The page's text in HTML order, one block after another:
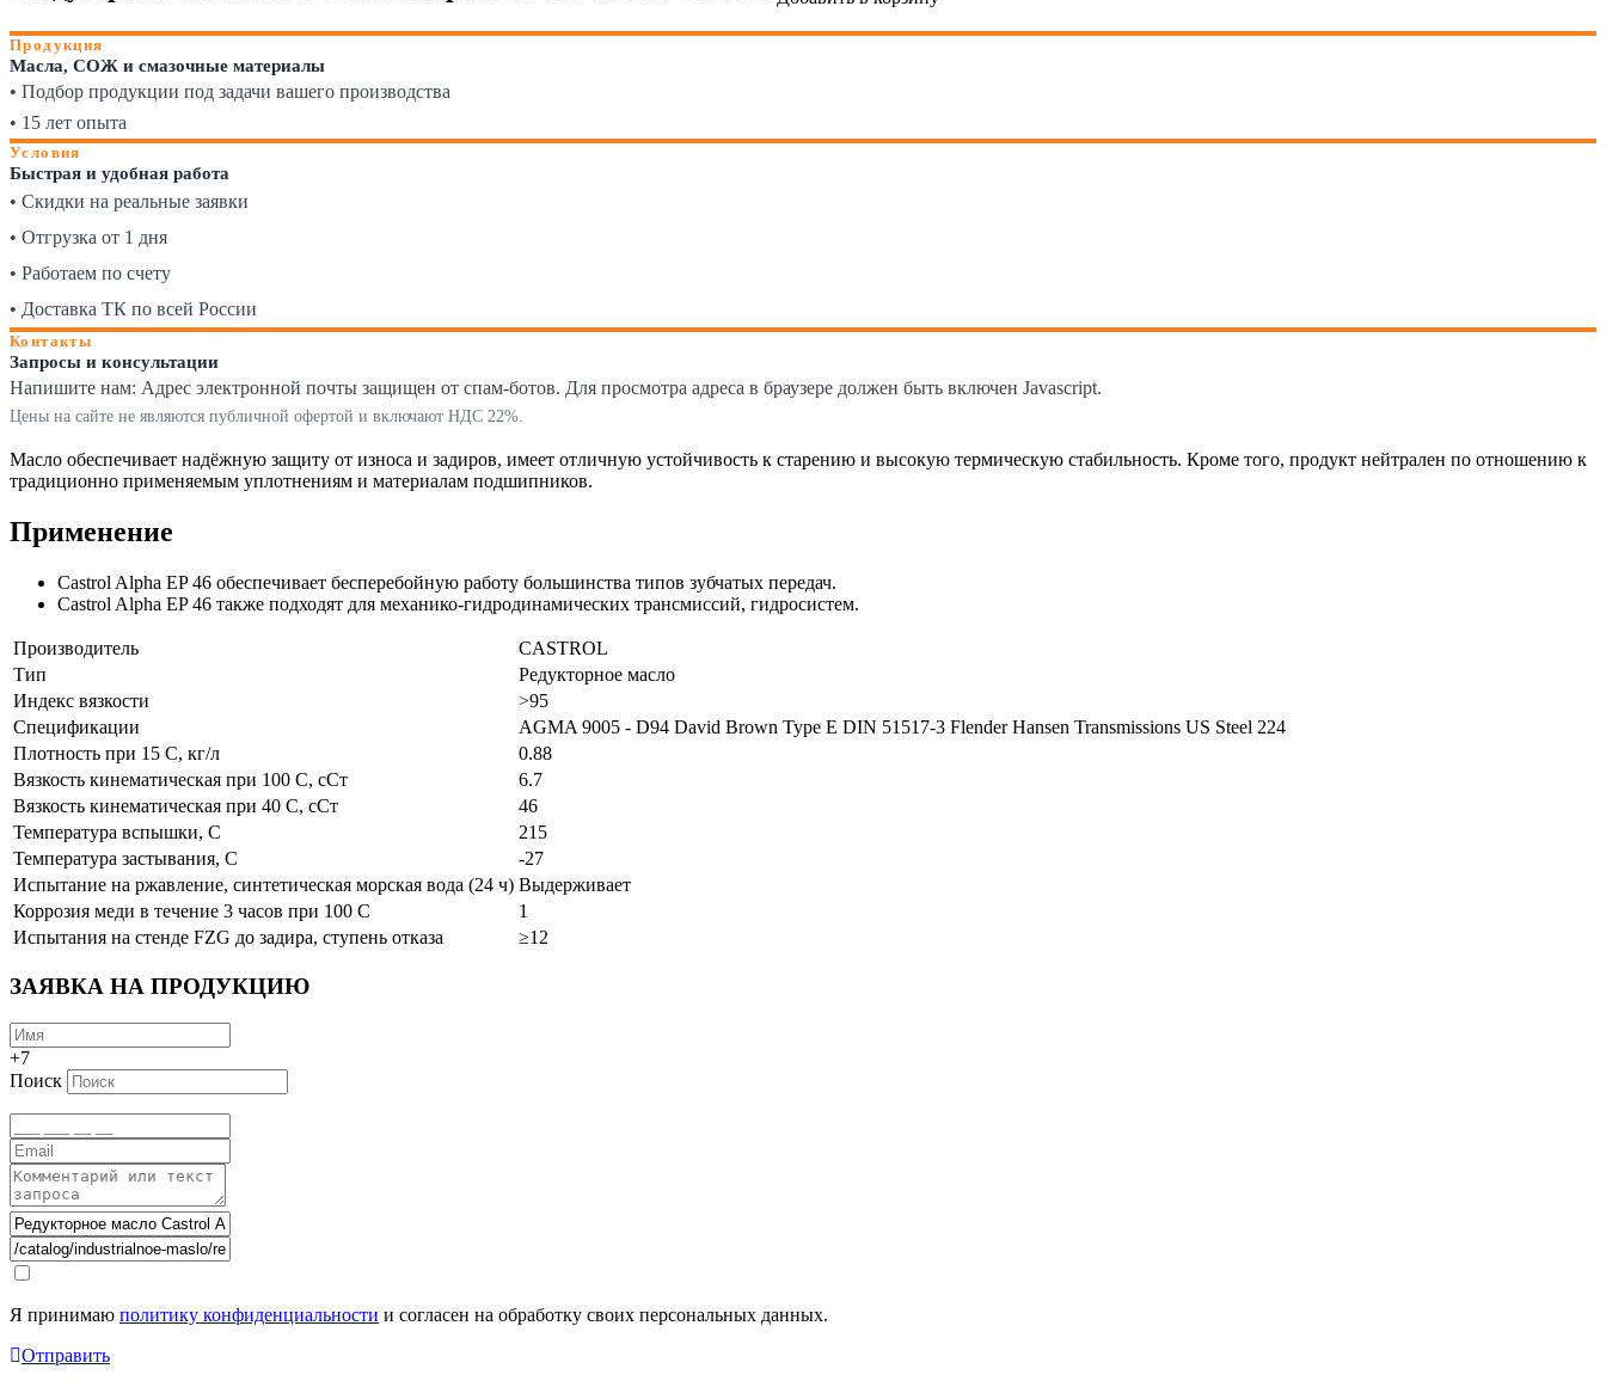
Продукция
Масла, СОЖ и смазочные материалы
• Подбор продукции под задачи вашего производства
• 15 лет опыта
Условия
Быстрая и удобная работа
• Скидки на реальные заявки
• Отгрузка от 1 дня
• Работаем по счету
• Доставка ТК по всей России
Контакты
Запросы и консультации
Напишите нам: Адрес электронной почты защищен от спам-ботов. Для просмотра адреса в браузере должен быть включен Javascript.
Цены на сайте не являются публичной офертой и включают НДС 22%.
Масло обеспечивает надёжную защиту от износа и задиров, имеет отличную устойчивость к старению и высокую термическую стабильность. Кроме того, продукт нейтрален по отношению к
традиционно применяемым уплотнениям и материалам подшипников.
Применение
Castrol Alpha EP 46 обеспечивает бесперебойную работу большинства типов зубчатых передач.
Castrol Alpha EP 46 также подходят для механико-гидродинамических трансмиссий, гидросистем.
Производитель
CASTROL
Тип
Редукторное масло
Индекс вязкости
>95
Спецификации
AGMA 9005 - D94 David Brown Type E DIN 51517-3 Flender Hansen Transmissions US Steel 224
Плотность при 15 С, кг/л
0.88
Вязкость кинематическая при 100 С, сСт
6.7
Вязкость кинематическая при 40 С, сСт
46
Температура вспышки, С
215
Температура застывания, С
-27
Испытание на ржавление, синтетическая морская вода (24 ч) Выдерживает
Коррозия меди в течение 3 часов при 100 С
1
Испытания на стенде FZG до задира, ступень отказа
≥12
ЗАЯВКА НА ПРОДУКЦИЮ
+7
Поиск
Я принимаю политику конфиденциальности и согласен на обработку своих персональных данных.
Отправить